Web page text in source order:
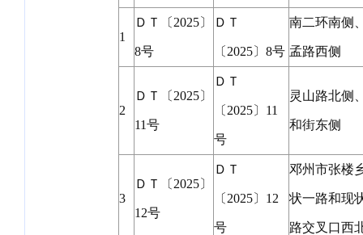
1
ＤＴ〔2025〕
8号
ＤＴ
〔2025〕8号
南二环南侧
孟路西侧
2
ＤＴ〔2025〕
11号
ＤＴ
〔2025〕11
号
灵山路北侧
和街东侧
3
ＤＴ〔2025〕
12号
ＤＴ
〔2025〕12
号
邓州市张楼
状一路和现
路交叉口西